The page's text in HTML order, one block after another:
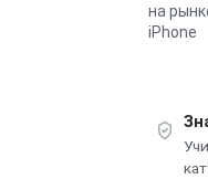
на
iPhone